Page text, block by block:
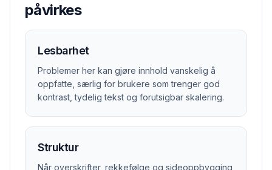
påvirkes
Lesbarhet
Problemer her kan gjøre innhold vanskelig å
oppfatte, særlig for brukere som trenger god
kontrast, tydelig tekst og forutsigbar skalering.
Struktur
Når overskrifter, rekkefølge og sideoppbygging